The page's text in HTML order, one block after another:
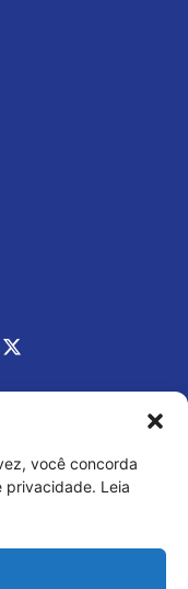
você concorda
privacidade. Leia
BRASILEIRA DE